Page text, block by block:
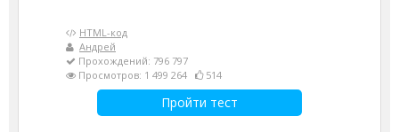
HTML-код
Андрей
Прохождений: 796 797
Просмотров: 1 499 264
514
Пройти тест